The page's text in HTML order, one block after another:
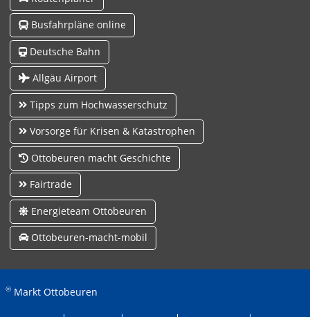
Busfahrpläne online
Deutsche Bahn
Allgäu Airport
Tipps zum Hochwasserschutz
Vorsorge für Krisen & Katastrophen
Ottobeuren macht Geschichte
Fairtrade
Energieteam Ottobeuren
Ottobeuren-macht-mobil
© Markt Ottobeuren